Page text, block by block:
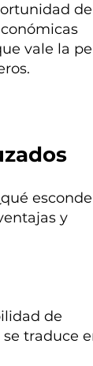
y
de
traduce
de
vale la